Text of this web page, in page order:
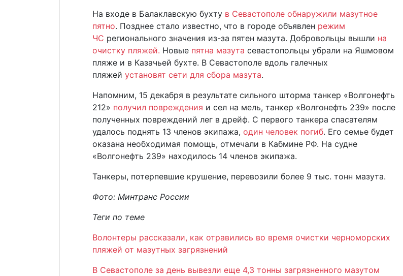
На входе в Балаклавскую бухту в Севастополе обнаружили мазутное
пятно. Позднее стало известно, что в городе объявлен режим
ЧС регионального значения из-за пятен мазута. Добровольцы вышли на
очистку пляжей. Новые пятна мазута севастопольцы убрали на Яшмовом
пляже и в Казачьей бухте. В Севастополе вдоль галечных
пляжей установят сети для сбора мазута.
Напомним, 15 декабря в результате сильного шторма танкер «Волгонефть
212» получил повреждения и сел на мель, танкер «Волгонефть 239» после
полученных повреждений лег в дрейф. С первого танкера спасателям
удалось поднять 13 членов экипажа, один человек погиб. Его семье будет
оказана необходимая помощь, отмечали в Кабмине РФ. На судне
«Волгонефть 239» находилось 14 членов экипажа.
Танкеры, потерпевшие крушение, перевозили более 9 тыс. тонн мазута.
Фото: Минтранс России
Теги по теме
Волонтеры рассказали, как отравились во время очистки черноморских
пляжей от мазутных загрязнений
В Севастополе за день вывезли еще 4,3 тонны загрязненного мазутом